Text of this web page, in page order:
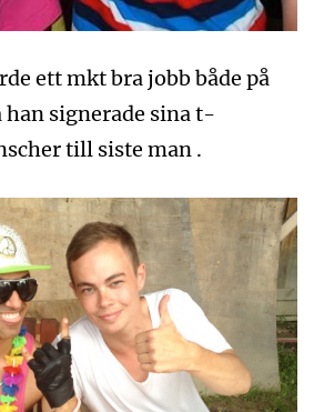
ett mkt bra jobb både på
han signerade sina t-
till siste man .